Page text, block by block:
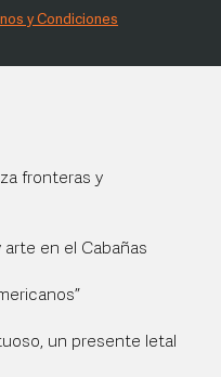
y Condiciones
fronteras y
en el Cabañas
un presente letal